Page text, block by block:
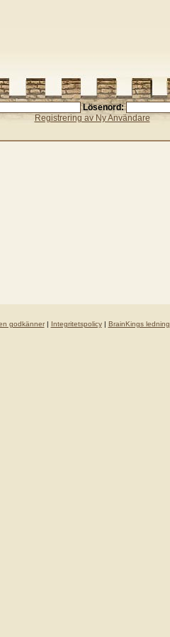
Lösenord:
Registrering av Ny Användare
godkänner| Integritetspolicy| BrainKings ledning